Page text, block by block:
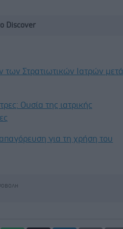
Discover
Στρατιωτικών Ιατρών μετά
Ουσία της ιατρικής
για τη χρήση του